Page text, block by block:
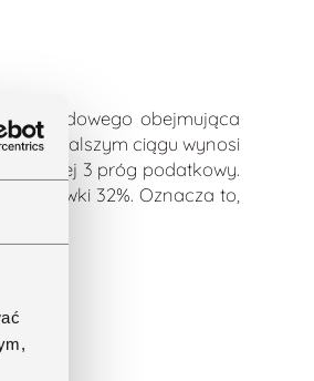
obejmująca
w dalszym ciągu wynosi
inaczej 3 próg podatkowy.
stawki 32%. Oznacza to,